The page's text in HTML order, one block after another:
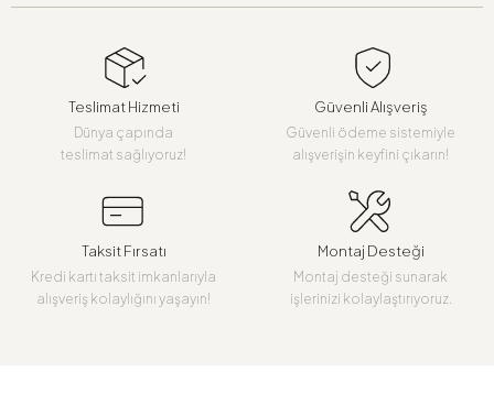
Teslimat Hizmeti
Dünya çapında
teslimat sağlıyoruz!
Güvenli Alışveriş
Güvenli ödeme sistemiyle
alışverişin keyfini çıkarın!
Taksit Fırsatı
Kredi kartı taksit imkanlarıyla
alışveriş kolaylığını yaşayın!
Montaj Desteği
Montaj desteği sunarak
işlerinizi kolaylaştırıyoruz.